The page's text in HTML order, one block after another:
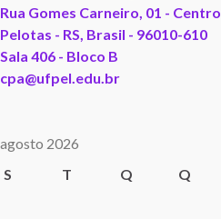
Rua Gomes Carneiro, 01 - Centro
Pelotas - RS, Brasil - 96010-610
Sala 406 - Bloco B
cpa@ufpel.edu.br
agosto 2026
S
T Q Q